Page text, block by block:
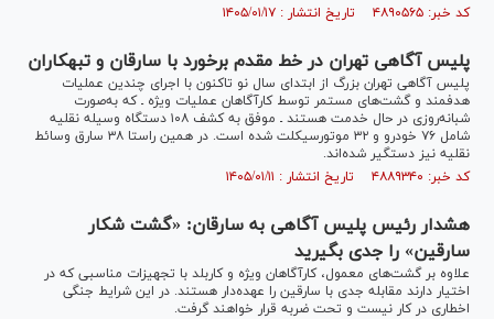
کد خبر: ۴۸۹۰۵۶۵ تاریخ انتشار : ۱۴۰۵/۰۱/۱۷
پلیس آگاهی تهران در خط مقدم برخورد با سارقان و تبهکاران
پلیس آگاهی تهران بزرگ از ابتدای سال نو تاکنون با اجرای چندین عملیات
هدفمند و گشت‌های مستمر توسط کارآگاهان عملیات ویژه ـ که به‌صورت
شبانه‌روزی در حال خدمت هستند ـ موفق به کشف ۱۰۸ دستگاه وسیله نقلیه
شامل ۷۶ خودرو و ۳۲ موتورسیکلت شده است. در همین راستا ۳۸ سارق وسائط
نقلیه نیز دستگیر شده‌اند.
کد خبر: ۴۸۸۹۳۴۰ تاریخ انتشار : ۱۴۰۵/۰۱/۱۱
هشدار رئیس پلیس آگاهی به سارقان: «گشت شکار
سارقین» را جدی بگیرید
علاوه بر گشت‌های معمول، کارآگاهان ویژه‌ و کاربلد با تجهیزات مناسبی که در
اختیار دارند مقابله جدی با سارقین را عهده‌دار هستند. در این شرایط جنگی
اخطاری در کار نیست و تحت ضربه قرار خواهند گرفت.